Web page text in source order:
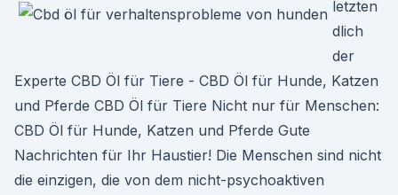
letzten
dlich
der
Experte CBD Öl für Tiere - CBD Öl für Hunde, Katzen
und Pferde CBD Öl für Tiere Nicht nur für Menschen:
CBD Öl für Hunde, Katzen und Pferde Gute
Nachrichten für Ihr Haustier! Die Menschen sind nicht
die einzigen, die von dem nicht-psychoaktiven